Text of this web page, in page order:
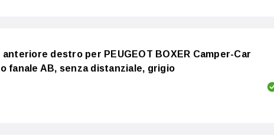
destro per PEUGEOT BOXER Camper-Car
fanale AB, senza distanziale, grigio